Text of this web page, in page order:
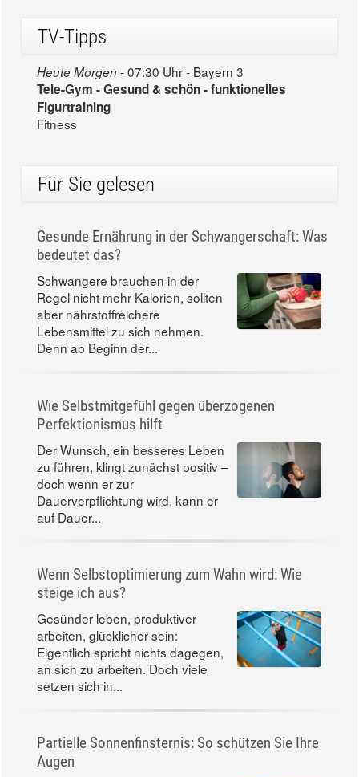
TV-Tipps
Heute Morgen -07:30 Uhr - Bayern 3
Tele-Gym - Gesund & schön - funktionelles
Figurtraining
Fitness
Für Sie gelesen
Gesunde Ernährung in der Schwangerschaft: Was
bedeutet das?
Schwangere brauchen in der
Regel nicht mehr Kalorien, sollten
aber nährstoffreichere
Lebensmittel zu sich nehmen.
Denn ab Beginn der...
Wie Selbstmitgefühl gegen überzogenen
Perfektionismus hilft
Der Wunsch, ein besseres Leben
zu führen, klingt zunächst positiv –
doch wenn er zur
Dauerverpflichtung wird, kann er
auf Dauer...
Wenn Selbstoptimierung zum Wahn wird: Wie
steige ich aus?
Gesünder leben, produktiver
arbeiten, glücklicher sein:
Eigentlich spricht nichts dagegen,
an sich zu arbeiten. Doch viele
setzen sich in...
Partielle Sonnenfinsternis: So schützen Sie Ihre
Augen